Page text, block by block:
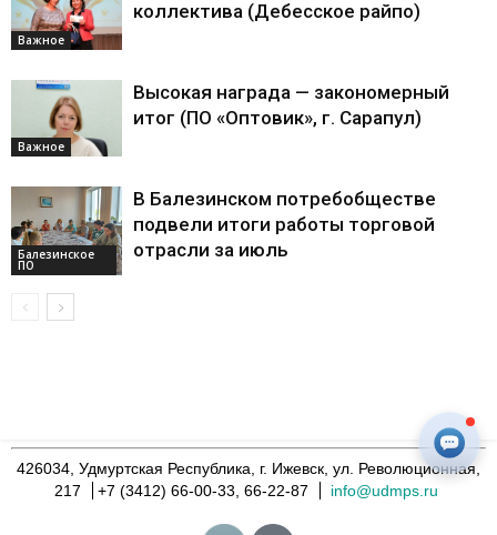
Важное
коллектива (Дебесское райпо)
Важное
Высокая награда — закономерный
итог (ПО «Оптовик», г. Сарапул)
Балезинское
ПО
В Балезинском потребобществе
подвели итоги работы торговой
отрасли за июль
426034, Удмуртская Республика, г. Ижевск, ул. Революционная,
217
+7 (3412) 66-00-33, 66-22-87 info@udmps.ru